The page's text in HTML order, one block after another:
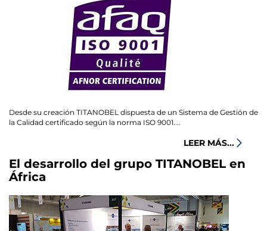
Desde su creación TITANOBEL dispuesta de un Sistema de Gestión de
la Calidad certificado según la norma ISO 9001....
LEER MÁS...
El desarrollo del grupo TITANOBEL en
África